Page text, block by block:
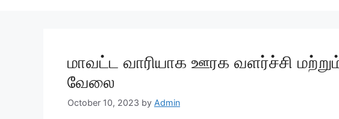
மாவட்ட வாரியாக ஊரக வளர்ச்சி
வேலை
October 10, 2023 by Admin